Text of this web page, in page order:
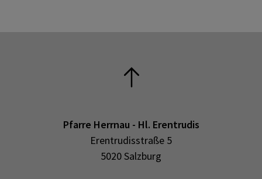
Pfarre Herrnau - Hl. Erentrudis
Erentrudisstraße 5
5020 Salzburg